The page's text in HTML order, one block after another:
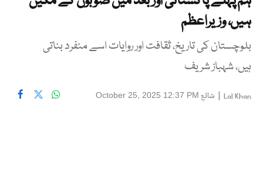
ہیں، وزیراعظم
بلوچستان کی تاریخ، ثقافت اور روایات اسے منفرد بناتی
ہیں، شہباز شریف
Lal Khan
| شائع October 25, 2025 12:37 PM